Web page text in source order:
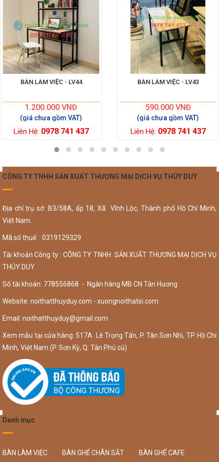
BÀN LÀM VIỆC - LV44
1.200.000 VNĐ
Liên Hệ: 0978 741 437
BÀN LÀM VIỆC - LV43
590.000VNĐ
Liên Hệ: 0978 741 437
CÔNG TY TNHH SẢN XUẤT THƯƠNG MẠI DỊCH VỤ THÚY DUY.
Địa chỉ trụ sở: B3/58A, ấp 18, Xã Vĩnh Lộc, Thành phố Hồ Chí Minh,
Việt Nam.
Mã số thuế : 0319129329
Tài khoản Công ty : CÔNG TY TNHH SẢN XUẤT THƯƠNG MẠI DỊCH VỤ
THÚY DUY.
Số tài khoản: 778556868 - Ngân hàng MB CN Tân Hương
Website: noithatthuyduy.com - xuongnoithatsi.com
Email: noithatthuyduy@gmail.com
Xem mẫu tại cửa hàng: 517A Lê Trọng Tấn, P. Tân Sơn Nhì, TP. Hồ Chí
Minh, Việt Nam (P. Sơn Kỳ, Q. Tân Phú cũ)
Danh mục
BÀN LÀM VIỆC BÀN GHẾ CHÂN SẮT
BÀN GHẾ CAFE